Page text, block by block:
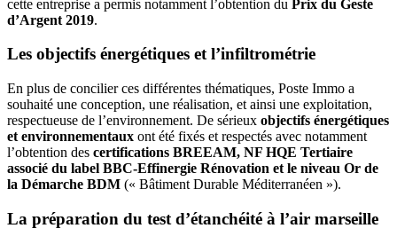
cette entreprise a permis notamment l’obtention du Prix du Geste
d’Argent 2019.
Les objectifs énergétiques et l’infiltrométrie
En plus de concilier ces différentes thématiques, Poste Immo a
souhaité une conception, une réalisation, et ainsi une exploitation,
respectueuse de l’environnement. De sérieux objectifs énergétiques
et environnementaux ont été fixés et respectés avec notamment
l’obtention des certifications BREEAM, NF HQE Tertiaire
associé du label BBC-Effinergie Rénovation et le niveau Or de
la Démarche BDM (« Bâtiment Durable Méditerranéen »).
La préparation du test d’étanchéité à l’air marseille